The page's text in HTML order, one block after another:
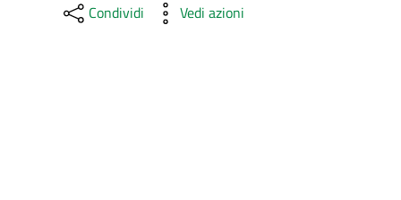
Condividi Vedi azioni